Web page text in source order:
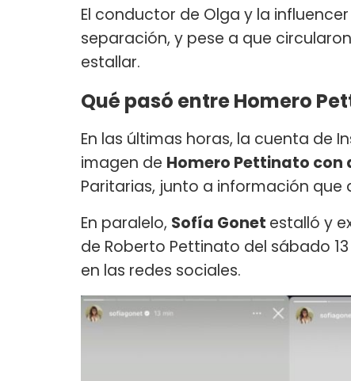
El conductor de Olga y la
separación, y pese a que
estallar.
Qué pasó entre Homero
En las últimas horas, la cuenta de
imagen de Homero Pettinato con
Paritarias, junto a información
En paralelo, Sofía Gonet estalló y
de Roberto Pettinato del sábado
en las redes sociales.